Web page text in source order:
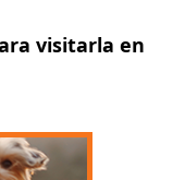
visitarla en